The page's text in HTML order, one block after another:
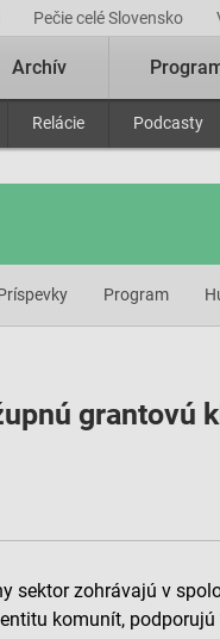
Pečie celé Slovensko
Relácie Podcasty
Archív
Program
grantovú
sektor zohrávajú v
komunít,